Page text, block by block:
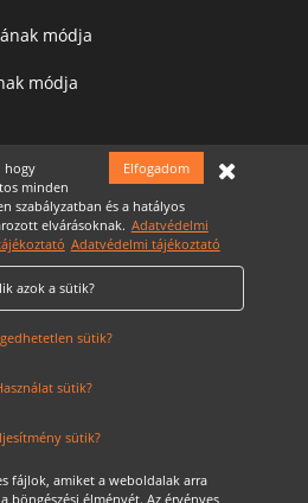
módja
módja
nyilatkozatot
Elfogadom
hogy
minden
szabályzatban és a hatályos
elvárásoknak. Adatvédelmi
Adatvédelmi tájékoztató
azok a sütik?
sütik?
sütik?
sütik?
fájlok, amiket a weboldalak arra
böngészési élményét. Az érvényes